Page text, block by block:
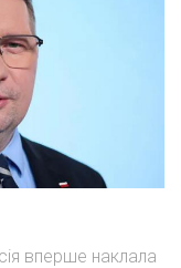
вперше наклала